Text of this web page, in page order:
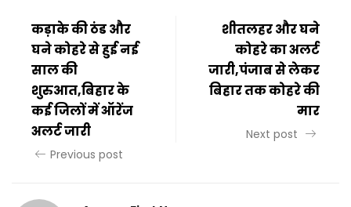
कड़ाके की ठंड और
घने कोहरे से हुई नई
साल की
शुरुआत,बिहार के
कई जिलों में ऑरेंज
अलर्ट जारी
Previous post
शीतलहर और घने
कोहरे का अलर्ट
जारी,पंजाब से लेकर
बिहार तक कोहरे की
मार
Next post